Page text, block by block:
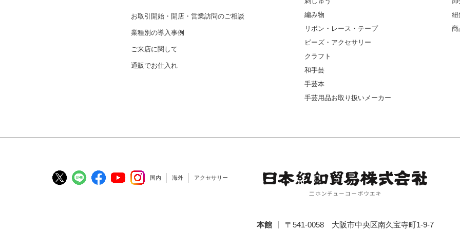
お取引開始・開店・営業訪問のご相談
業種別の導入事例
ご来店に関して
通販でお仕入れ
編み物
リボン・レース・テープ
ビーズ・アクセサリー
クラフト
和手芸
手芸本
手芸用品お取り扱いメーカー
紐
商
国内 海外 アクセサリー
本館 〒541-0058 大阪市中央区南久宝寺町1-9-7